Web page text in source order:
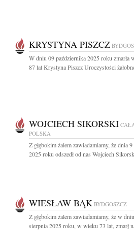
KRYSTYNA PISZCZ
W dniu 09 października 2025 roku zmarła
87 lat Krystyna Piszcz Uroczystości
WOJCIECH SIKORSKI
POLSKA
Z głębokim żalem zawiadamiamy, że dnia
2025 roku odszedł od nas Wojciech
WIESŁAW BĄK BYDGOSZCZ
Z głębokim żalem zawiadamiamy, że w
sierpnia 2025 roku, w wieku 73 lat, zmarł